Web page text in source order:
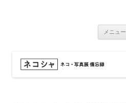
メニュー